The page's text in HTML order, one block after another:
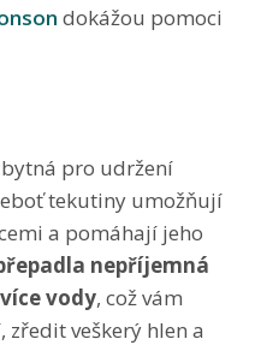
dokážou pomoci
pro udržení
tekutiny umožňují
a pomáhají jeho
nepříjemná
vody, což vám
veškerý hlen a